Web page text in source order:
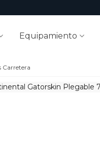
Equipamiento
Carretera